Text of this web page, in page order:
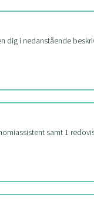
i nedanstående
samt 1